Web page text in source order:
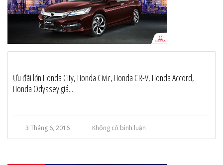
Ưu đãi lớn Honda City, Honda Civic, Honda CR-V, Honda Accord,
Honda Odyssey giá...
3 Tháng 6, 2016 Không có bình luận